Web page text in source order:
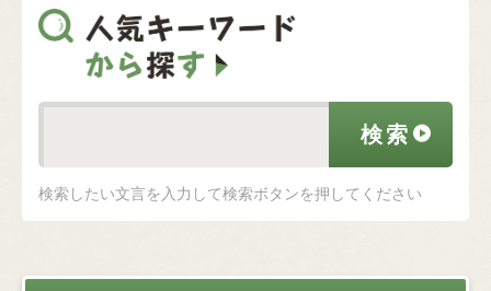
検索したい文言を入力して検索ボタンを押してください